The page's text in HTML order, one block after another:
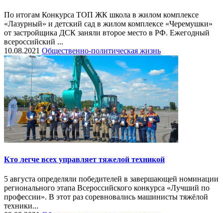
По итогам Конкурса ТОП ЖК школа в жилом комплексе
«Лазурный» и детский сад в жилом комплексе «Черемушки»
от застройщика ДСК заняли второе место в РФ. Ежегодный
всероссийский ...
10.08.2021 Общественно-политическая жизнь
Кто легче всех управляет тяжелой техникой
5 августа определяли победителей в завершающей номинации
регионального этапа Всероссийского конкурса «Лучший по
профессии». В этот раз соревновались машинисты тяжёлой
техники...